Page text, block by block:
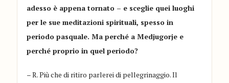
adesso è appena tornato – e sceglie quei luoghi
per le sue meditazioni spirituali, spesso in
periodo pasquale. Ma perché a Medjugorje e
perché proprio in quel periodo?
– R. Più che di ritiro parlerei di pellegrinaggio. Il